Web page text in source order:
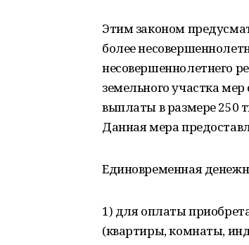
Этим законом
более
несовершеннолетнего
земельного участка
выплаты в размере 250
Данная мера
Единовременная
1) для оплаты
(квартиры, комнаты,